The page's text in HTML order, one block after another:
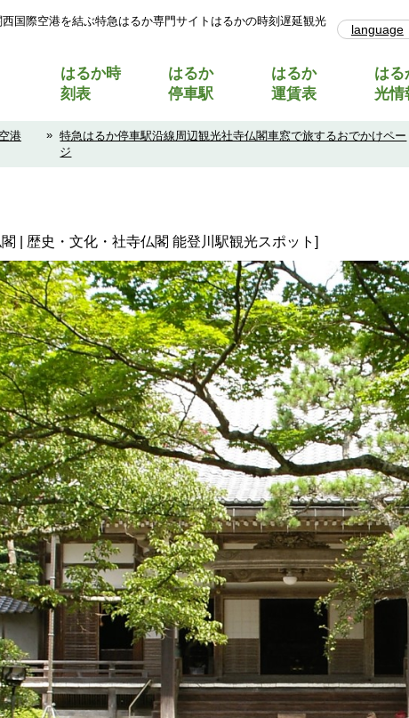
国際空港を結ぶ特急はるか専門サイトはるかの時刻遅延観光
language
はるか時
刻表
はるか
停車駅
はるか
運賃表
はる
光情
港
» 特急はるか停車駅沿線周辺観光社寺仏閣車窓で旅するおでかけペー
ジ
| 歴史・文化・社寺仏閣 能登川駅観光スポット]